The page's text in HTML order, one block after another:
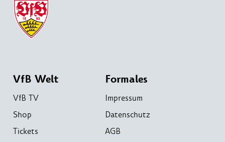
VfB Welt
VfB TV
Shop
Tickets
Formales
Impressum
Datenschutz
AGB